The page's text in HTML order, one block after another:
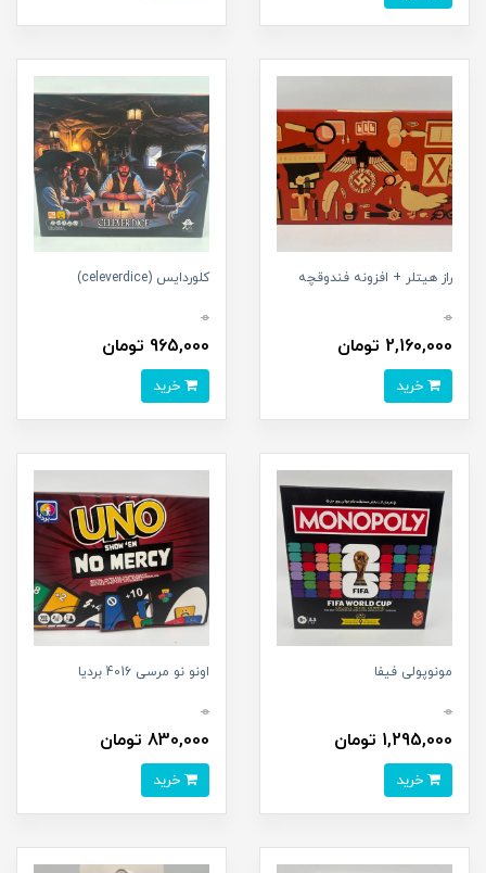
راز هیتلر + افزونه فندوقچه
0
2,160,000 تومان
کلوردایس (celeverdice)
0
965,000 تومان
مونوپولی فیفا
0
1,295,000 تومان
اونو نو مرسی 4016 بردیا
0
830,000 تومان